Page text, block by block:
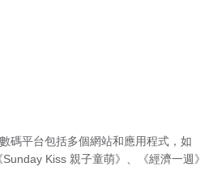
碼平台包括多個網站和應用程式，如
Sunday Kiss 親子童萌》 《經濟一週》